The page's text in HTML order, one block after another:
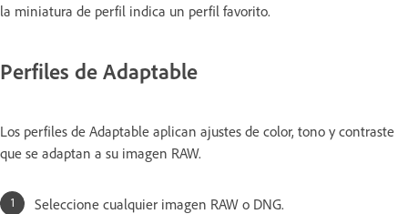
la miniatura de perfil indica un perfil favorito.
Perfiles de Adaptable
Los perfiles de Adaptable aplican ajustes de color, tono y contraste
que se adaptan a su imagen RAW.
Seleccione cualquier imagen RAW o DNG.